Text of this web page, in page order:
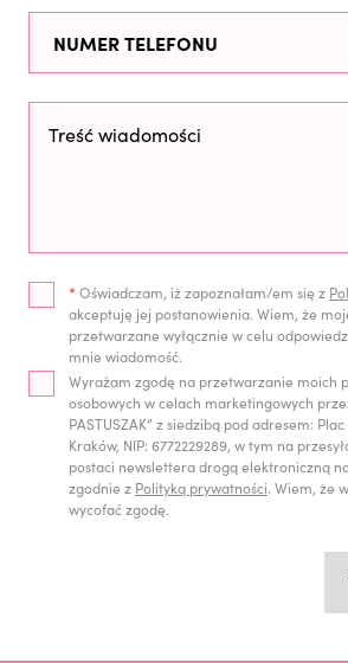
* Oświadczam, iż zapoznałam/em się z
akceptuję jej postanowienia. Wiem, że
przetwarzane wyłącznie w celu
mnie wiadomość.
Wyrażam zgodę na przetwarzanie moich
osobowych w celach marketingowych
PASTUSZAK” z siedzibą pod adresem: Plac
Kraków, NIP: 6772229289, w tym na
postaci newslettera drogą elektroniczną
zgodnie z Polityką prywatności. Wiem, że
wycofać zgodę.